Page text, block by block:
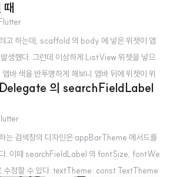
고 하는데, scaffold 의 body 에 넣은 위젯이 앱
생했다. 그런데 이상하게 ListView 위젯을 넣으
바 색을 반투명하게 해보니 앱바 뒤에 위젯이 위
을 이용할 땐 또 멀쩡하다. 이 현상의 원인은 바로
속성이었다. 이 속성이 true 로 설
에 들어가는 위젯이 AppBar 영역과 분리되지
되면서 AppBar 가 Body 위로 겹쳐져 올라오게
젯은 이 속성의 영향을 받지 않았던 걸까? 그 답
의 searchFieldLabel
는 검색창의 디자인은 appBarTheme 메서드를
다. 이때 searchFieldLabel 의 fontSize, fontWe
수정할 수 있다. textTheme: const TextTheme